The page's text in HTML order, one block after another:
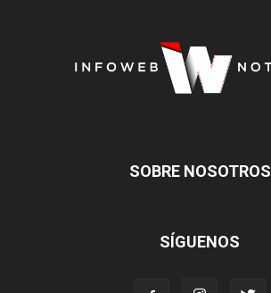
SOBRE NOSOTROS
SÍGUENOS